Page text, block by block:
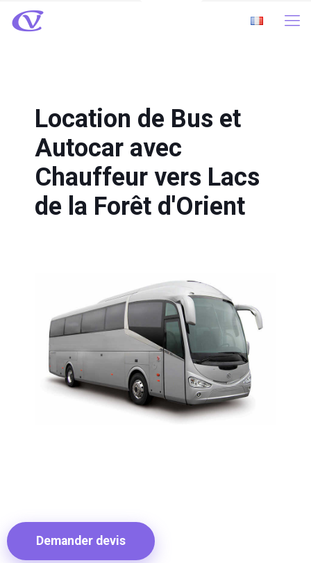
Location de Bus et
Autocar avec
Chauffeur vers Lacs
de la Forêt d'Orient
Demander devis